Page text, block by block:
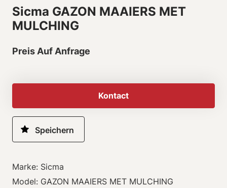
Sicma GAZON MAAIERS MET
MULCHING
Preis Auf Anfrage
Kontact
Marke: Sicma
Model: GAZON MAAIERS MET MULCHING